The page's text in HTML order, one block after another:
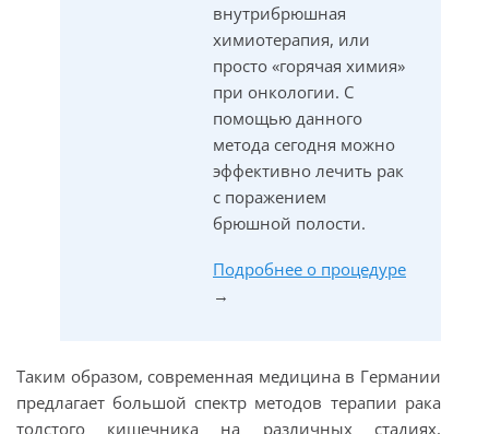
внутрибрюшная
химиотерапия, или
просто «горячая химия»
при онкологии. С
помощью данного
метода сегодня можно
эффективно лечить рак
с поражением
брюшной полости.
Подробнее о процедуре
→
Таким образом, современная медицина в Германии
предлагает большой спектр методов терапии рака
толстого кишечника на различных стадиях,